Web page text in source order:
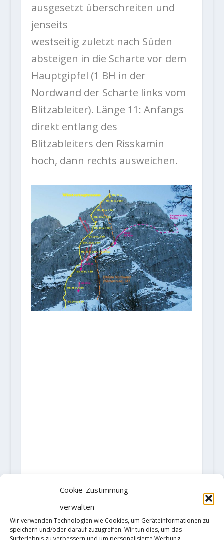
Cookie-Zustimmung
verwalten
Wir verwenden Technologien wie Cookies, um Geräteinformationen zu
speichern und/oder darauf zuzugreifen. Wir tun dies, um das
ausgesetzt überschreiten und
jenseits
westseitig zuletzt nach Süden
absteigen in die Scharte vor dem
Hauptgipfel (1 BH in der
Nordwand der Scharte links vom
Blitzableiter). Länge 11: Anfangs
direkt entlang des
Blitzableiters den Risskamin
hoch, dann rechts ausweichen.